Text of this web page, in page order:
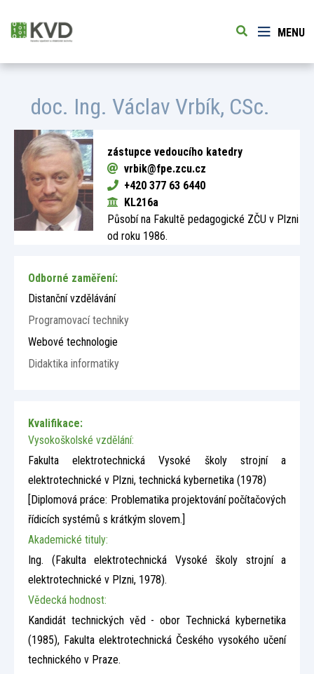
MENU
doc. Ing. Václav Vrbík, CSc.
zástupce vedoucího katedry
vrbik@fpe.zcu.cz
+420 377 63 6440
KL216a
Působí na Fakultě pedagogické ZČU v Plzni
od roku 1986.
Odborné zaměření:
Distanční vzdělávání
Programovací techniky
Webové technologie
Didaktika informatiky
Kvalifikace:
Vysokoškolské vzdělání:
Fakulta elektrotechnická Vysoké školy strojní a
elektrotechnické v Plzni, technická kybernetika (1978)
[Diplomová práce: Problematika projektování počítačových
řídicích systémů s krátkým slovem.]
Akademické tituly:
Ing. (Fakulta elektrotechnická Vysoké školy strojní a
elektrotechnické v Plzni, 1978).
Vědecká hodnost:
Kandidát technických věd - obor Technická kybernetika
(1985), Fakulta elektrotechnická Českého vysokého učení
technického v Praze.